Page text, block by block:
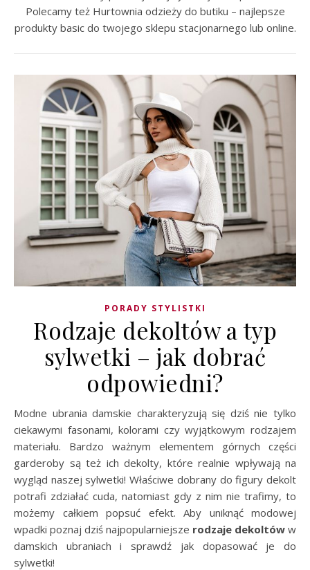
Polecamy też Hurtownia odzieży do butiku – najlepsze
produkty basic do twojego sklepu stacjonarnego lub online.
PORADY STYLISTKI
Rodzaje dekoltów a typ
sylwetki – jak dobrać
odpowiedni?
Modne ubrania damskie charakteryzują się dziś nie tylko
ciekawymi fasonami, kolorami czy wyjątkowym rodzajem
materiału. Bardzo ważnym elementem górnych części
garderoby są też ich dekolty, które realnie wpływają na
wygląd naszej sylwetki! Właściwe dobrany do figury dekolt
potrafi zdziałać cuda, natomiast gdy z nim nie trafimy, to
możemy całkiem popsuć efekt. Aby uniknąć modowej
wpadki poznaj dziś najpopularniejsze rodzaje dekoltów w
damskich ubraniach i sprawdź jak dopasować je do
sylwetki!